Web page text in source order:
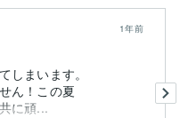
1年前
しまいます。
ん！この夏
に頑...